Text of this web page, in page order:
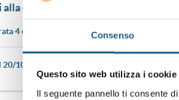
Consenso
Questo sito web utilizza i cookie
Il seguente pannello ti consente
alla conduzione di carrelli elevatori
4 ore
20/10/2026